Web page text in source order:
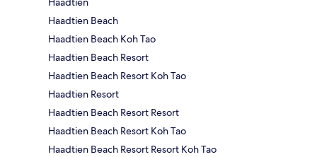
Haadtien Beach
Haadtien Beach Koh Tao
Haadtien Beach Resort
Haadtien Beach Resort Koh Tao
Haadtien Resort
Haadtien Beach Resort Resort
Haadtien Beach Resort Koh Tao
Haadtien Beach Resort Resort Koh Tao